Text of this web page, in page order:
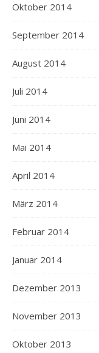
Oktober 2014
September 2014
August 2014
Juli 2014
Juni 2014
Mai 2014
April 2014
März 2014
Februar 2014
Januar 2014
Dezember 2013
November 2013
Oktober 2013